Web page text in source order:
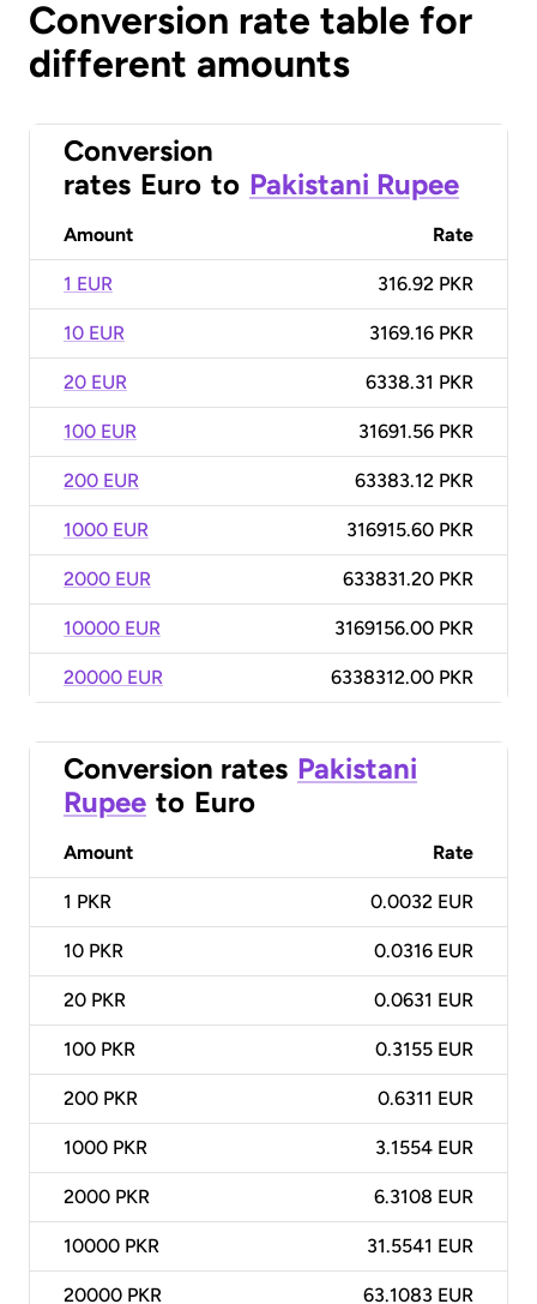
Conversion rate table for
different amounts
Conversion
rates Euro to Pakistani Rupee
Amount Rate
1 EUR 316.92 PKR
10 EUR 3169.16 PKR
20 EUR 6338.31 PKR
100 EUR 31691.56 PKR
200 EUR 63383.12 PKR
1000 EUR 316915.60 PKR
2000 EUR 633831.20 PKR
10000 EUR 3169156.00 PKR
20000 EUR 6338312.00 PKR
Conversion rates Pakistani
Rupee to Euro
Amount Rate
1 PKR 0.0032 EUR
10 PKR 0.0316 EUR
20 PKR 0.0631 EUR
100 PKR 0.3155 EUR
200 PKR 0.6311 EUR
1000 PKR 3.1554 EUR
2000 PKR 6.3108 EUR
10000 PKR 31.5541 EUR
20000 PKR 63.1083 EUR